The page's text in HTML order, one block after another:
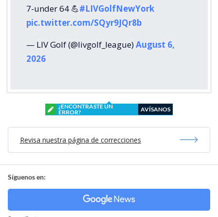
7-under 64 💪#LIVGolfNewYork
pic.twitter.com/SQyr9JQr8b
— LIV Golf (@livgolf_league)August 6,
2026
¿ENCONTRASTE UN
ERROR?
AVÍSANOS
Revisa nuestra página de correcciones
Síguenos en: